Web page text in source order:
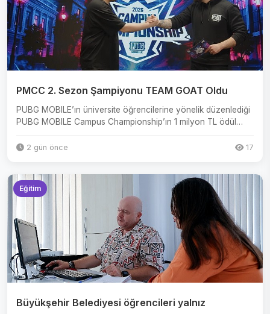
PMCC 2. Sezon Şampiyonu TEAM GOAT Oldu
PUBG MOBILE’ın üniversite öğrencilerine yönelik düzenlediği
PUBG MOBILE Campus Championship’ın 1 milyon TL ödül
2 gün önce 17
Eğitim
Büyükşehir Belediyesi öğrencileri yalnız